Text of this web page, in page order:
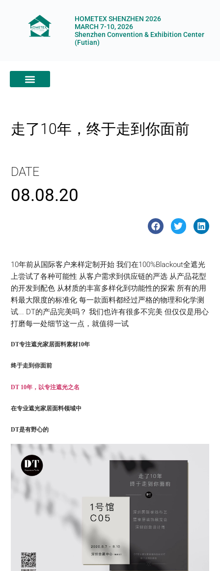
HOMETEX SHENZHEN 2026
MARCH 7-10, 2026
Shenzhen Convention & Exhibition Center
(Futian)
走了10年，终于走到你面前
DATE
08.08.20
10年前从国际客户来样定制开始 我们在100%Blackout全遮光
上尝试了各种可能性 从客户需求到供应链的严选 从产品花型
的开发到配色 从材质的丰富多样化到功能性的探索 所有的用
料最大限度的标准化 每一款面料都经过严格的物理和化学测
试... DT的产品完美吗？ 我们也许有很多不完美 但仅仅是用心
打磨每一处细节这一点，就值得一试
DT专注遮光家居面料素材10年
终于走到你面前
DT 10年，以专注遮光之名
在专业遮光家居面料领域中
DT是有野心的